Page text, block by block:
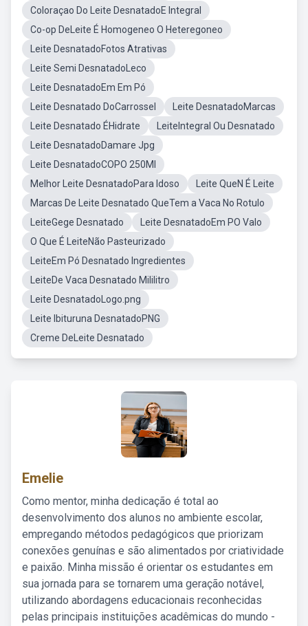
Coloraçao Do Leite DesnatadoE Integral
Co-op DeLeite É Homogeneo O Heteregoneo
Leite DesnatadoFotos Atrativas
Leite Semi DesnatadoLeco
Leite DesnatadoEm Em Pó
Leite Desnatado DoCarrossel
Leite DesnatadoMarcas
Leite Desnatado ÉHidrate
LeiteIntegral Ou Desnatado
Leite DesnatadoDamare Jpg
Leite DesnatadoCOPO 250Ml
Melhor Leite DesnatadoPara Idoso
Leite QueN É Leite
Marcas De Leite Desnatado QueTem a Vaca No Rotulo
LeiteGege Desnatado
Leite DesnatadoEm PO Valo
O Que É LeiteNão Pasteurizado
LeiteEm Pó Desnatado Ingredientes
LeiteDe Vaca Desnatado Mililitro
Leite DesnatadoLogo.png
Leite Ibituruna DesnatadoPNG
Creme DeLeite Desnatado
Emelie
Como mentor, minha dedicação é total ao
desenvolvimento dos alunos no ambiente escolar,
empregando métodos pedagógicos que priorizam
conexões genuínas e são alimentados por criatividade
e paixão. Minha missão é orientar os estudantes em
sua jornada para se tornarem uma geração notável,
utilizando abordagens educacionais reconhecidas
pelas principais instituições acadêmicas do mundo -